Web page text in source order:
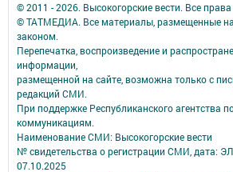
© 2011 - 2026. Высокогорские вести. Все
© ТАТМЕДИА. Все материалы, размещенные
законом.
Перепечатка, воспроизведение и
информации,
размещенной на сайте, возможна только с
редакций СМИ.
При поддержке Республиканского агентства
коммуникациям.
Наименование СМИ: Высокогорские вести
№ свидетельства о регистрации СМИ, дата:
07.10.2025